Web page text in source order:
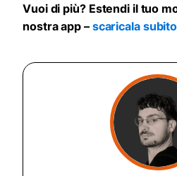
Vuoi di più? Estendi il tuo
nostra app – scaricala subito